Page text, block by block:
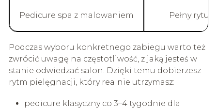
Pedicure spa z malowaniem Pełny
Podczas wyboru konkretnego zabiegu warto też
zwrócić uwagę na częstotliwość, z jaką jesteś w
stanie odwiedzać salon. Dzięki temu dobierzesz
rytm pielęgnacji, który realnie utrzymasz:
pedicure klasyczny co 3–4 tygodnie dla